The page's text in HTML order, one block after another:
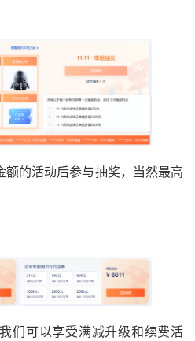
的活动后参与抽奖，当然最高
们可以享受满减升级和续费活